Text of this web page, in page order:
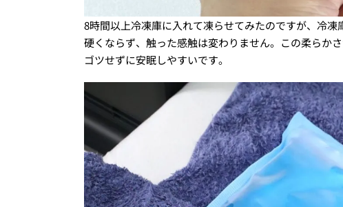
8時間以上冷凍庫に入れて凍らせてみたのですが、冷
硬くならず、触った感触は変わりません。この柔らか
ゴツせずに安眠しやすいです。